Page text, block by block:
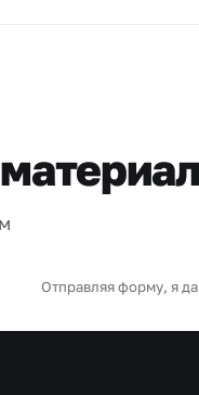
Отправляя форму, я